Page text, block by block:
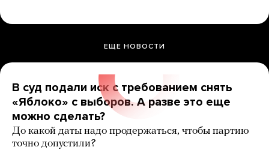
ЕЩЕ НОВОСТИ
В суд подали иск с требованием снять
«Яблоко» с выборов. А разве это еще
можно сделать?
До какой даты надо продержаться, чтобы партию
точно допустили?